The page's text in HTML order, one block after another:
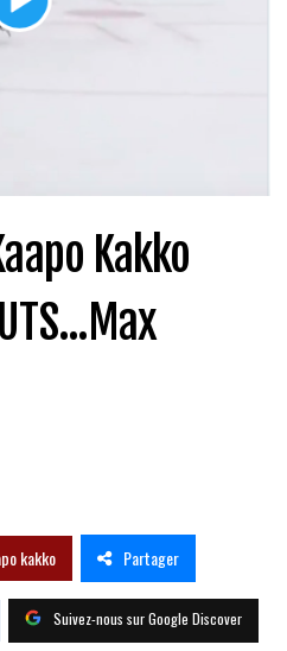
Kakko
kakko Partager
Suivez-nous sur Google Discover